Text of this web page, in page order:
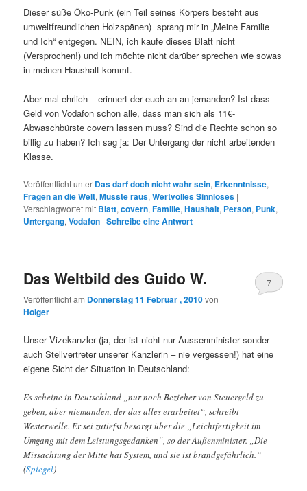
Dieser süße Öko-Punk (ein Teil seines Körpers besteht aus
umweltfreundlichen Holzspänen) sprang mir in „Meine Familie
und Ich“ entgegen. NEIN, ich kaufe dieses Blatt nicht
(Versprochen!) und ich möchte nicht darüber sprechen wie sowas
in meinen Haushalt kommt.
Aber mal ehrlich – erinnert der euch an an jemanden? Ist dass
Geld von Vodafon schon alle, dass man sich als 11€-
Abwaschbürste covern lassen muss? Sind die Rechte schon so
billig zu haben? Ich sag ja: Der Untergang der nicht arbeitenden
Klasse.
Veröffentlicht unter Das darf doch nicht wahr sein, Erkenntnisse,
Fragen an die Welt,Musste raus,Wertvolles Sinnloses |
Verschlagwortet mit Blatt,covern,Familie,Haushalt, Person, Punk,
Untergang,Vodafon |Schreibe eine Antwort
Das Weltbild des Guido W.
Veröffentlicht am Donnerstag 11 Februar , 2010von
Holger
7
Unser Vizekanzler (ja, der ist nicht nur Aussenminister sonder
auch Stellvertreter unserer Kanzlerin – nie vergessen!) hat eine
eigene Sicht der Situation in Deutschland:
Es scheine in Deutschland „nur noch Bezieher von Steuergeld zu
geben, aber niemanden, der das alles erarbeitet“, schreibt
Westerwelle. Er sei zutiefst besorgt über die „Leichtfertigkeit im
Umgang mit dem Leistungsgedanken“, so der Außenminister. „Die
Missachtung der Mitte hat System, und sie ist brandgefährlich.“
(Spiegel)